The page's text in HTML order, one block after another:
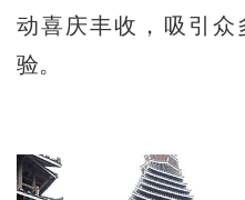
动喜庆丰收，吸引众
验。